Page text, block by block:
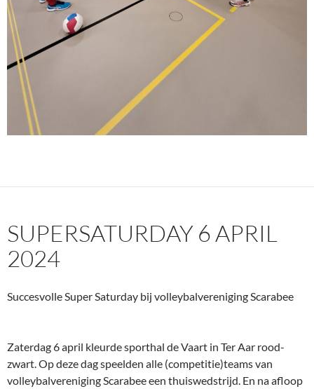
SUPERSATURDAY 6 APRIL
2024
Succesvolle Super Saturday bij volleybalvereniging Scarabee
Zaterdag 6 april kleurde sporthal de Vaart in Ter Aar rood-
zwart. Op deze dag speelden alle (competitie)teams van
volleybalvereniging Scarabee een thuiswedstrijd. En na afloop